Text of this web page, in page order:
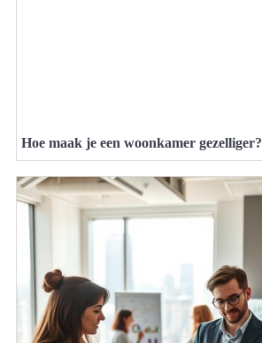
Hoe maak je een woonkamer gezelliger?